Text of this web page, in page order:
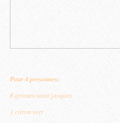
Pour 4 personnes:
8 grosses saint jacques
1 citron vert